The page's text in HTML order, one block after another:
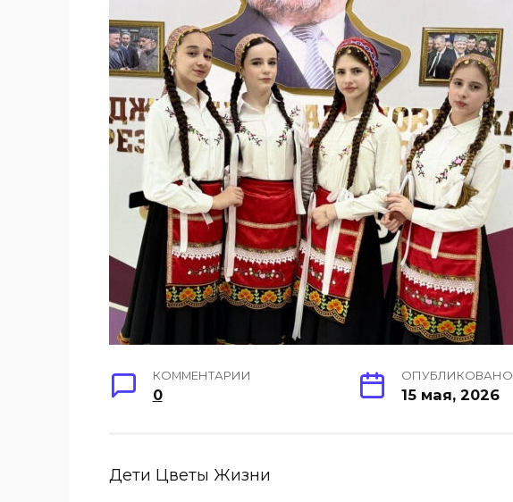
КОММЕНТАРИИ
0
ОПУБЛИКОВАНО
15 мая, 2026
Дети Цветы Жизни